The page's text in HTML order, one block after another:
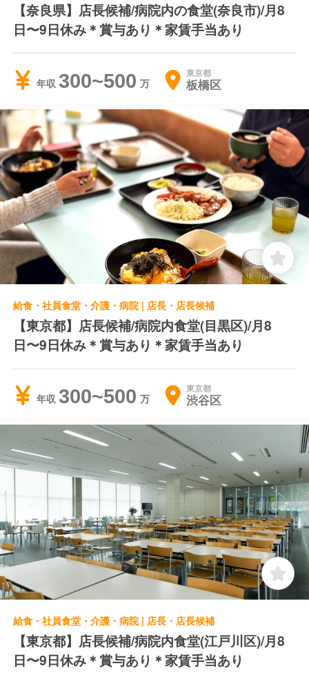
【奈良県】店長候補/病院内の食堂(奈良市)/月8
日〜9日休み＊賞与あり＊家賃手当あり
年収 300~500 東京都
板橋区
給食・社員食堂・介護・病院 | 店長・店長候補
【東京都】店長候補/病院内食堂(目黒区)/月8
日〜9日休み＊賞与あり＊家賃手当あり
年収 300~500 東京都
渋谷区
給食・社員食堂・介護・病院 | 店長・店長候補
【東京都】店長候補/病院内食堂(江戸川区)/月8
日〜9日休み＊賞与あり＊家賃手当あり